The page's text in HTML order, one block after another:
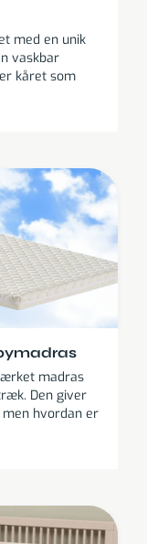
med en unik
vaskbar
kåret som
madras
Den giver
hvordan er